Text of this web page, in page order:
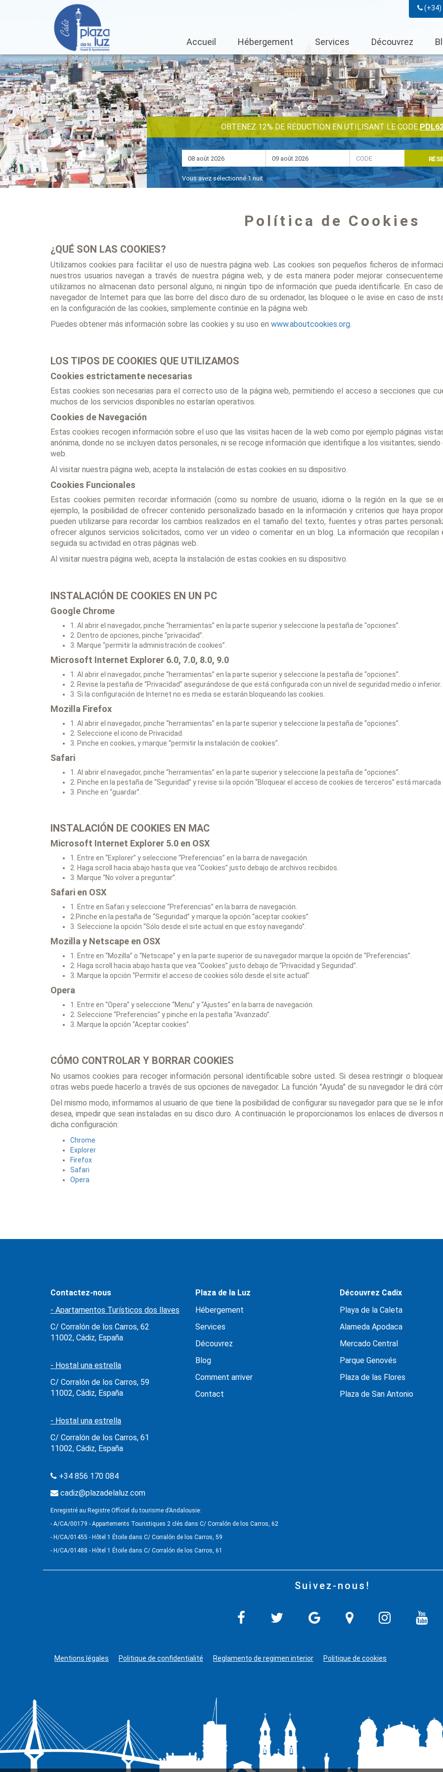
(+34)
Accueil Hébergement Services Découvrez
OBTENEZ 12% DE RÉDUCTION EN UTILISANT LE CODE
Vous avez sélectionné 1 nuit
Política de Cookies
¿QUÉ SON LAS COOKIES?
Utilizamos cookies para facilitar el uso de nuestra página web. Las cookies son pequeños ficheros de
nuestros usuarios navegan a través de nuestra página web, y de esta manera poder mejorar
utilizamos no almacenan dato personal alguno, ni ningún tipo de información que pueda identificarle. En caso
navegador de Internet para que las borre del disco duro de su ordenador, las bloquee o le avise en caso de
en la configuración de las cookies, simplemente continúe en la página web.
Puedes obtener más información sobre las cookies y su uso en www.aboutcookies.org.
LOS TIPOS DE COOKIES QUE UTILIZAMOS
Cookies estrictamente necesarias
Estas cookies son necesarias para el correcto uso de la página web, permitiendo el acceso a secciones que
muchos de los servicios disponibles no estarían operativos.
Cookies de Navegación
Estas cookies recogen información sobre el uso que las visitas hacen de la web como por ejemplo páginas
anónima, donde no se incluyen datos personales, ni se recoge información que identifique a los visitantes;
web.
Al visitar nuestra página web, acepta la instalación de estas cookies en su dispositivo.
Cookies Funcionales
Estas cookies permiten recordar información (como su nombre de usuario, idioma o la región en la que se
ejemplo, la posibilidad de ofrecer contenido personalizado basado en la información y criterios que haya
pueden utilizarse para recordar los cambios realizados en el tamaño del texto, fuentes y otras partes
ofrecer algunos servicios solicitados, como ver un video o comentar en un blog. La información que
seguida su actividad en otras páginas web.
Al visitar nuestra página web, acepta la instalación de estas cookies en su dispositivo.
INSTALACIÓN DE COOKIES EN UN PC
Google Chrome
1. Al abrir el navegador, pinche “herramientas” en la parte superior y seleccione la pestaña de “opciones”.
2. Dentro de opciones, pinche “privacidad”.
3. Marque “permitir la administración de cookies”.
Microsoft Internet Explorer 6.0, 7.0, 8.0, 9.0
1. Al abrir el navegador, pinche “herramientas” en la parte superior y seleccione la pestaña de “opciones”.
2. Revise la pestaña de “Privacidad” asegurándose de que está configurada con un nivel de seguridad medio o inferior.
3. Si la configuración de Internet no es media se estarán bloqueando las cookies.
Mozilla Firefox
1. Al abrir el navegador, pinche “herramientas” en la parte superior y seleccione la pestaña de “opciones”.
2. Seleccione el icono de Privacidad.
3. Pinche en cookies, y marque “permitir la instalación de cookies”.
Safari
1. Al abrir el navegador, pinche “herramientas” en la parte superior y seleccione la pestaña de “opciones”.
2. Pinche en la pestaña de “Seguridad” y revise si la opción “Bloquear el acceso de cookies de terceros” está marcada
3. Pinche en “guardar”.
INSTALACIÓN DE COOKIES EN MAC
Microsoft Internet Explorer 5.0 en OSX
1. Entre en “Explorer” y seleccione “Preferencias” en la barra de navegación.
2. Haga scroll hacia abajo hasta que vea “Cookies” justo debajo de archivos recibidos.
3. Marque “No volver a preguntar”.
Safari en OSX
1. Entre en Safari y seleccione “Preferencias” en la barra de navegación.
2.Pinche en la pestaña de “Seguridad” y marque la opción “aceptar cookies”.
3. Seleccione la opción “Sólo desde el site actual en que estoy navegando”.
Mozilla y Netscape en OSX
1. Entre en “Mozilla” o “Netscape” y en la parte superior de su navegador marque la opción de “Preferencias”.
2. Haga scroll hacia abajo hasta que vea “Cookies” justo debajo de “Privacidad y Seguridad”.
3. Marque la opción “Permitir el acceso de cookies sólo desde el site actual”.
Opera
1. Entre en “Opera” y seleccione “Menu” y “Ajustes” en la barra de navegación.
2. Seleccione “Preferencias” y pinche en la pestaña “Avanzado”.
3. Marque la opción “Aceptar cookies”.
CÓMO CONTROLAR Y BORRAR COOKIES
No usamos cookies para recoger información personal identificable sobre usted. Si desea restringir o
otras webs puede hacerlo a través de sus opciones de navegador. La función ”Ayuda” de su navegador le dirá
Del mismo modo, informamos al usuario de que tiene la posibilidad de configurar su navegador para que se le
desea, impedir que sean instaladas en su disco duro. A continuación le proporcionamos los enlaces de
dicha configuración:
Chrome
Explorer
Firefox
Safari
Opera
Contactez-nous
- Apartamentos Turísticos dos llaves
C/ Corralón de los Carros, 62
11002, Cádiz, España
- Hostal una estrella
C/ Corralón de los Carros, 59
11002, Cádiz, España
- Hostal una estrella
C/ Corralón de los Carros, 61
11002, Cádiz, España
+34 856 170 084
cadiz@plazadelaluz.com
Plaza de la Luz
Hébergement
Services
Découvrez
Blog
Comment arriver
Contact
Découvrez Cadix
Playa de la Caleta
Alameda Apodaca
Mercado Central
Parque Genovés
Plaza de las Flores
Plaza de San Antonio
Enregistré au Registre Officiel du tourisme d’Andalousie:
- A/CA/00179 - Appartements Touristiques 2 clés dans C/ Corralón de los Carros, 62
- H/CA/01455 - Hôtel 1 Étoile dans C/ Corralón de los Carros, 59
- H/CA/01488 - Hôtel 1 Étoile dans C/ Corralón de los Carros, 61
Suivez-nous!
Mentions légales Politique de confidentialité Reglamento de regimen interior Politique de cookies